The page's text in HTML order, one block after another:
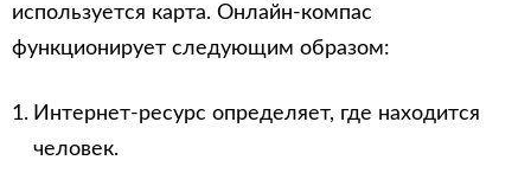
используется карта. Онлайн-компас
функционирует следующим образом:
Интернет-ресурс определяет, где находится
человек.